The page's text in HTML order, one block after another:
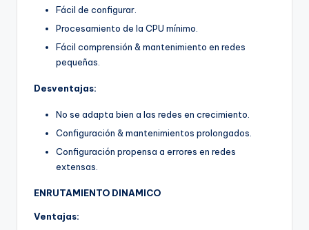
Fácil de configurar.
Procesamiento de la CPU mínimo.
Fácil comprensión & mantenimiento en redes
pequeñas.
Desventajas:
No se adapta bien a las redes en crecimiento.
Configuración & mantenimientos prolongados.
Configuración propensa a errores en redes
extensas.
ENRUTAMIENTO DINAMICO
Ventajas: